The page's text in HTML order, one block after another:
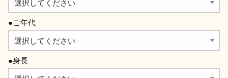
●ご年代
●身長